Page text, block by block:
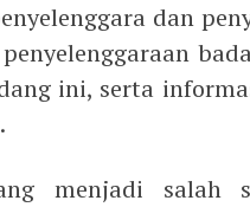
dan
ini, serta
menjadi salah